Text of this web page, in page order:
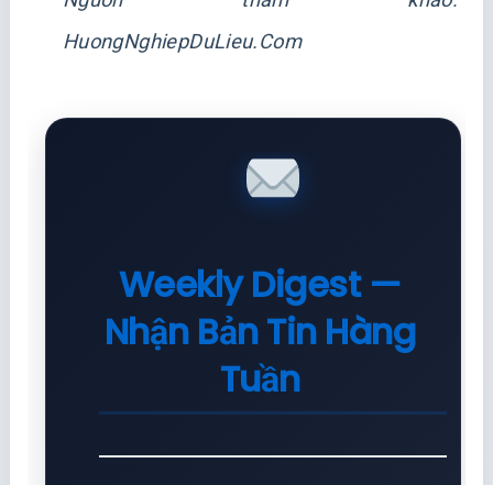
HuongNghiepDuLieu.Com
Weekly Digest —
Nhận Bản Tin Hàng
Tuần